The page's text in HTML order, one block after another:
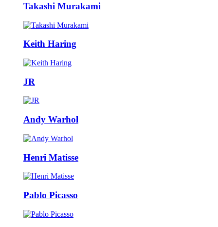
Takashi Murakami
Keith Haring
JR
Andy Warhol
Henri Matisse
Pablo Picasso